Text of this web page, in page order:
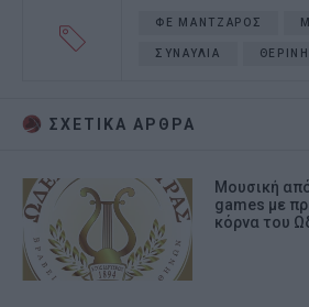
ΦΕ ΜΑΝΤΖΑΡΟΣ
ΣΥΝΑΥΛΙΑ
ΣΧΕΤΙΚA AΡΘΡΑ
Μουσική
games με
κόρνα του